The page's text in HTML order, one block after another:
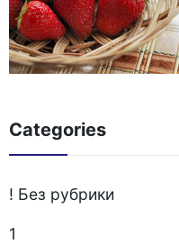
Categories
! Без рубрики
1